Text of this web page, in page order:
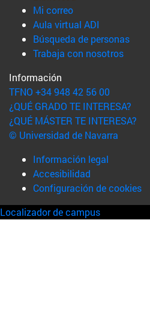
Mi correo(abre en nueva
Aula virtual ADI
Búsqueda de personas
Trabaja con nosotros(abre
Información
TFNO +34 948 42 56 00
¿QUÉ GRADO TE INTERESA?
¿QUÉ MÁSTER TE INTERESA?
© Universidad de Navarra
Información legal
Accesibilidad
Configuración de cookies
Localizador de campus